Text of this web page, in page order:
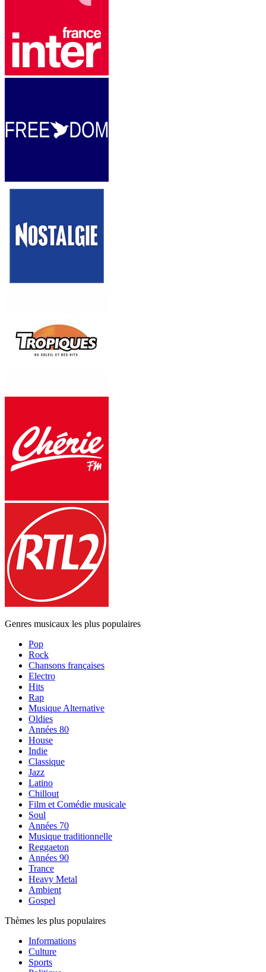
Genres musicaux les plus populaires
Pop
Rock
Chansons françaises
Electro
Hits
Rap
Musique Alternative
Oldies
Années 80
House
Indie
Classique
Jazz
Latino
Chillout
Film et Comédie musicale
Soul
Années 70
Musique traditionnelle
Reggaeton
Années 90
Trance
Heavy Metal
Ambient
Gospel
Thèmes les plus populaires
Informations
Culture
Sports